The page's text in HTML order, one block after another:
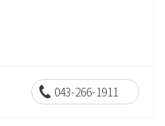
043-266-1911